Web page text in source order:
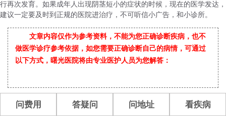
行再次发育。如果成年人出现阴茎短小的症状的时候，现在的医学发达，
建议一定要及时到正规的医院进治疗，不可听信小广告，和小诊所。
文章内容仅作为参考资料，不能为您正确诊断疾病，也不
做医学诊疗参考依据，如您需要正确诊断自己的病情，可通过
以下方式，曙光医院将由专业医护人员为您解答：
问费用 答疑问 问地址 看疾病